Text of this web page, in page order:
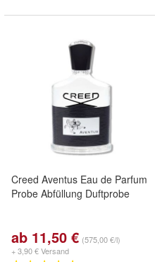
Creed Aventus Eau de Parfum
Probe Abfüllung Duftprobe
ab 11,50 € (575,00 €/l)
+ 3,90 € Versand